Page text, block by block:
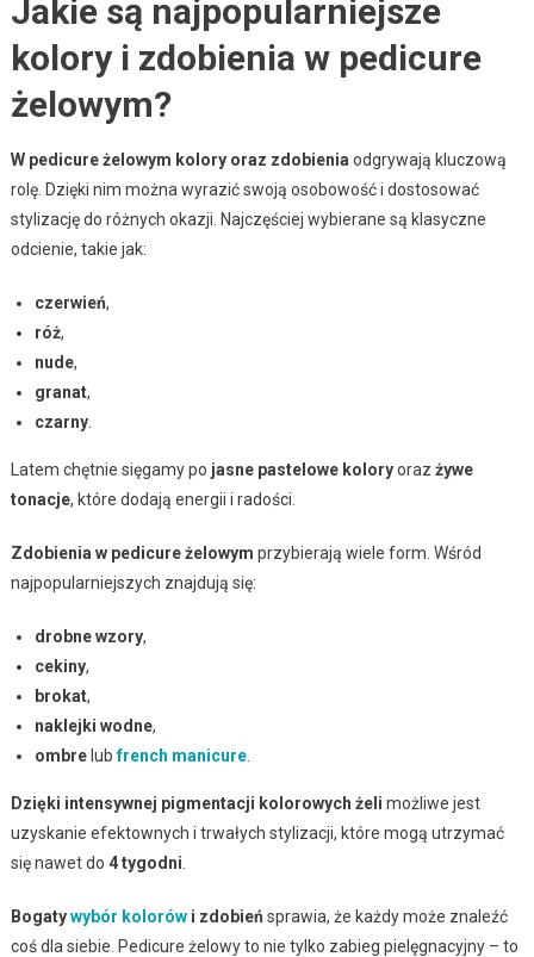
Jakie są najpopularniejsze
kolory i zdobienia w pedicure
żelowym?
W pedicure żelowym kolory oraz zdobienia odgrywają kluczową
rolę. Dzięki nim można wyrazić swoją osobowość i dostosować
stylizację do różnych okazji. Najczęściej wybierane są klasyczne
odcienie, takie jak:
czerwień,
róż,
nude,
granat,
czarny.
Latem chętnie sięgamy po jasne pastelowe koloryoraz żywe
tonacje, które dodają energii i radości.
Zdobienia w pedicure żelowym przybierają wiele form. Wśród
najpopularniejszych znajdują się:
drobne wzory,
cekiny,
brokat,
naklejki wodne,
ombrelubfrench manicure.
Dzięki intensywnej pigmentacji kolorowych żeli możliwe jest
uzyskanie efektownych i trwałych stylizacji, które mogą utrzymać
się nawet do 4 tygodni
Bogatywybór kolorówi zdobień sprawia, że każdy może znaleźć
coś dla siebie. Pedicure żelowy to nie tylko zabieg pielęgnacyjny – to